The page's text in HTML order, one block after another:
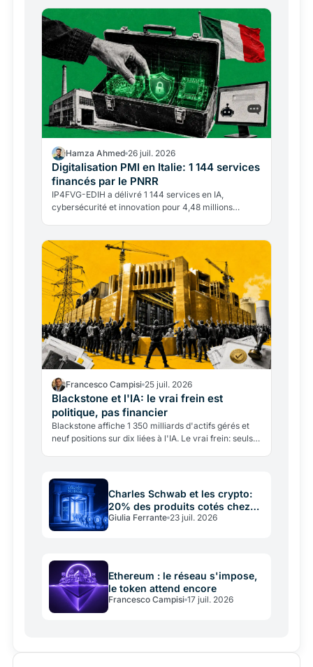
Hamza Ahmed 26 juil. 2026
Digitalisation PMI en Italie: 1 144 services
financés par le PNRR
IP4FVG-EDIH a délivré 1 144 services en IA,
cybersécurité et innovation pour 4,48 millions
Francesco Campisi 25 juil. 2026
Blackstone et l'IA: le vrai frein est
politique, pas financier
Blackstone affiche 1 350 milliards d'actifs gérés et
neuf positions sur dix liées à l'IA. Le vrai frein: seuls
Charles Schwab et les crypto:
20% des produits cotés chez
un seul broker
Giulia Ferrante 23 juil. 2026
Ethereum : le réseau s'impose,
le token attend encore
Francesco Campisi 17 juil. 2026